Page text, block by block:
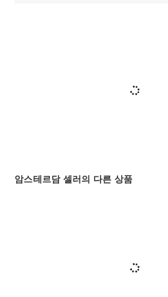
암스테르담 셀러의 다른 상품